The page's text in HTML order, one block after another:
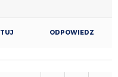
ODPOWIEDZ